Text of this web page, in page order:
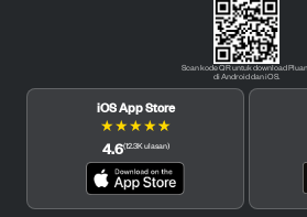
Scan kode QR untuk download
di Android dan iOS.
iOS App Store
★★★★★
4.6(12.3Kulasan)